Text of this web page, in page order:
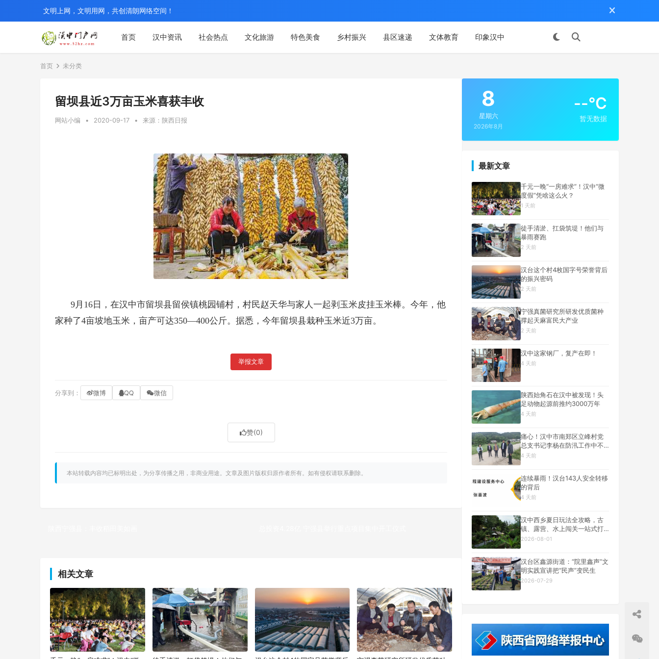
首页 汉中资讯 社会热点 文化旅游 特色美食 乡村振兴 县区速递 文体教育 印象汉中
文明上网，文明用网，共创清朗网络空间！
首页 未分类
留坝县近3万亩玉米喜获丰收
网站小编 • 2020-09-17 • 来源：陕西日报
9月16日，在汉中市留坝县留侯镇桃园铺村，村民赵天华与家人一起剥玉米皮挂玉米棒。今年，他
家种了4亩坡地玉米，亩产可达350—400公斤。据悉，今年留坝县栽种玉米近3万亩。
举报文章
分享到： 微博 QQ 微信
赞(0)
本站转载内容均已标明出处，为分享传播之用，非商业用途。文章及图片版权归原作者所有。如有侵权请联系删除。
相关文章
8
星期六
2026年8月
--°C
暂无数据
最新文章
千元一晚“一房难求”！汉中“微
度假”凭啥这么火？
1 天前
徒手清淤、扛袋筑堤！他们与
暴雨赛跑
2 天前
汉台这个村4枚国字号荣誉背后
的振兴密码
2 天前
宁强真菌研究所研发优质菌种
撑起天麻富民大产业
2 天前
汉中这家钢厂，复产在即！
4 天前
陕西始角石在汉中被发现！头
足动物起源前推约3000万年
4 天前
痛心！汉中市南郑区立峰村党
总支书记李杨在防汛工作中不
幸遇难
4 天前
连续暴雨！汉台143人安全转移
的背后
4 天前
汉中西乡夏日玩法全攻略，古
镇、露营、水上闯关一站式打
卡
2026-08-01
汉台区鑫源街道：“院里鑫声”文
明实践宣讲把“民声”变民生
2026-07-29